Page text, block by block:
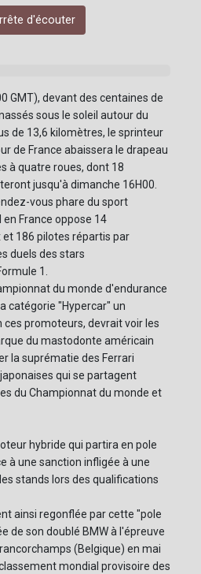
d'écouter
GMT), devant des centaines de
sous le soleil autour du
de 13,6 kilomètres, le sprinteur
de France abaissera le drapeau
à quatre roues, dont 18
jusqu'à dimanche 16H00.
vous phare du sport
France oppose 14
186 pilotes répartis par
duels des stars
1.
du monde d'endurance
catégorie "Hypercar" un
ces promoteurs, devrait voir les
du mastodonte américain
la suprématie des Ferrari
qui se partagent
du Championnat du monde et
hybride qui partira en pole
à une sanction infligée à une
stands lors des qualifications
ainsi regonflée par cette "pole
de son doublé BMW à l'épreuve
(Belgique) en mai
mondial provisoire des